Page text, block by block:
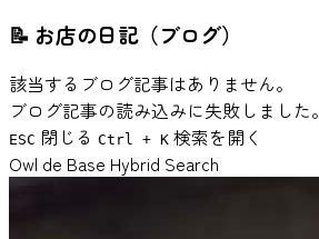
📝 お店の日記（ブログ）
該当するブログ記事はありません。
ブログ記事の読み込みに失敗しました。
ESC 閉じる Ctrl + K 検索を開く
Owl de Base Hybrid Search